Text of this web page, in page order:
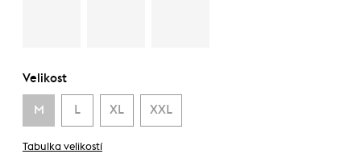
Velikost
M L XL XXL
Tabulka velikostí